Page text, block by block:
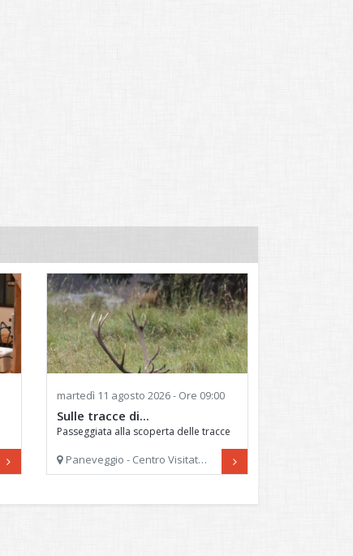
martedì 11 agosto 2026 - Ore 09:00
Sulle tracce di...
Passeggiata alla scoperta delle tracce
Paneveggio - Centro Visitatori del Parco